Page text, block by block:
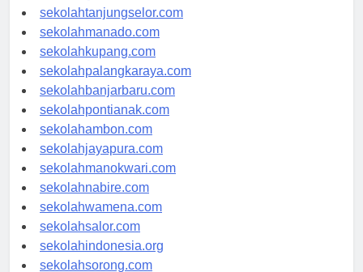
sekolahgorontalo.com
sekolahtanjungselor.com
sekolahmanado.com
sekolahkupang.com
sekolahpalangkaraya.com
sekolahbanjarbaru.com
sekolahpontianak.com
sekolahambon.com
sekolahjayapura.com
sekolahmanokwari.com
sekolahnabire.com
sekolahwamena.com
sekolahsalor.com
sekolahindonesia.org